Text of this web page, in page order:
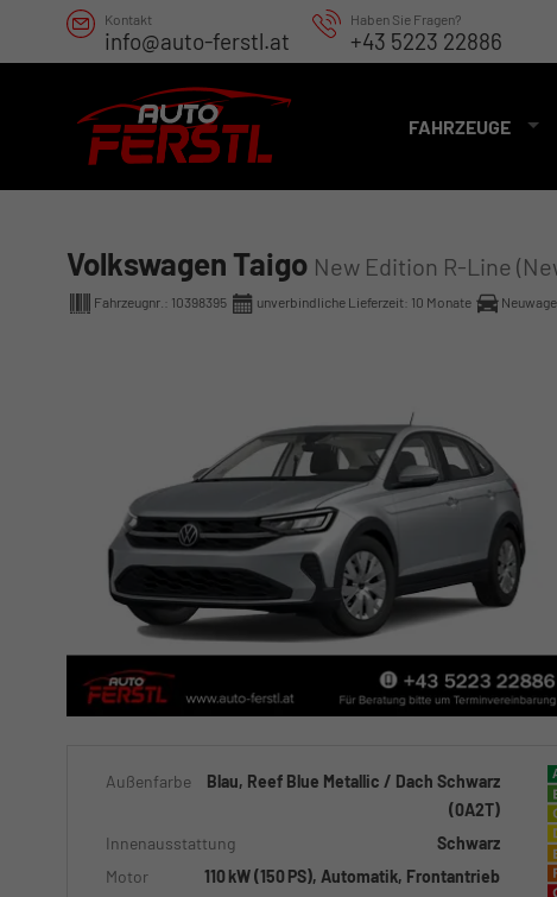
Kontakt
info@auto-ferstl.at
Haben Sie Fragen?
+43 5223 22886
FAHRZEUGE
Volkswagen Taigo New Edition R-Line
Fahrzeugnr.: 10398395 unverbindliche Lieferzeit: 10 Monate
Außenfarbe
Blau, Reef Blue Metallic / Dach Schwarz
(0A2T)
Innenausstattung
Schwarz
Motor
110 kW (150 PS), Automatik, Frontantrieb